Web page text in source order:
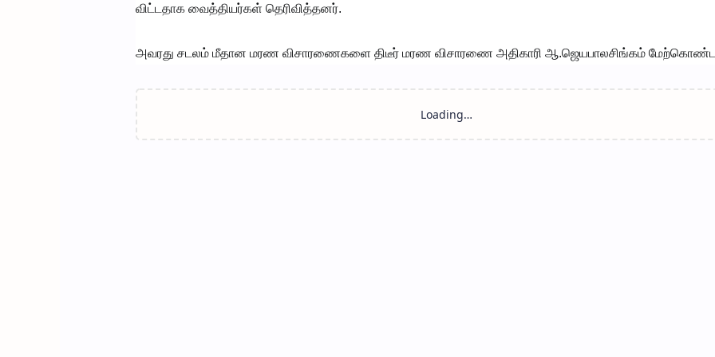
விட்டதாக வைத்தியர்கள் தெரிவித்தனர்.
அவரது சடலம் மீதான மரண விசாரணைகளை திடீர் மரண விசாரணை அதிகாரி ஆ.ஜெயபாலசிங்கம்